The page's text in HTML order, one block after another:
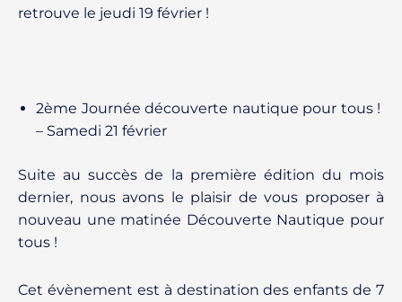
retrouve le jeudi 19 février !
2ème Journée découverte nautique pour tous !
– Samedi 21 février
Suite au succès de la première édition du mois
dernier, nous avons le plaisir de vous proposer à
nouveau une matinée Découverte Nautique pour
tous !
Cet évènement est à destination des enfants de 7